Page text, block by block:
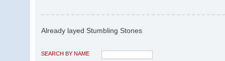
Already layed Stumbling Stones
SEARCH BY NAME